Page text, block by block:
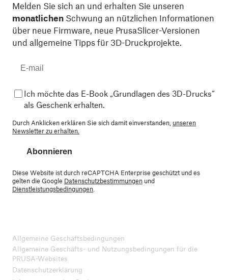
Melden Sie sich an und erhalten Sie unseren
monatlichen Schwung an nützlichen Informationen
über neue Firmware, neue PrusaSlicer-Versionen
und allgemeine Tipps für 3D-Druckprojekte.
Ich möchte das E-Book „Grundlagen des 3D-Drucks“
als Geschenk erhalten.
Durch Anklicken erklären Sie sich damit einverstanden, unseren
Newsletter zu erhalten.
Abonnieren
Diese Website ist durch reCAPTCHA Enterprise geschützt und es
gelten die Google Datenschutzbestimmungen und
Dienstleistungsbedingungen.
Allgemeine Geschäftsbedingungen
Allgemeine Geschäfts- und Nutzungsbedingungen für die
PRUSA-Websites
Datenschutzerklärung